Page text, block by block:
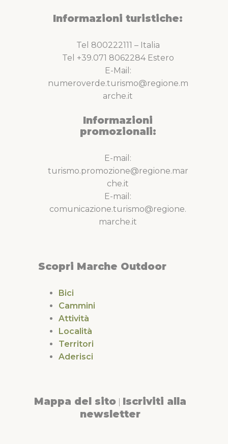
Informazioni turistiche:
Tel 800222111 – Italia
Tel +39.071 8062284 Estero
E-Mail:
numeroverde.turismo@regione.m
arche.it
Informazioni
promozionali:
E-mail:
turismo.promozione@regione.mar
che.it
E-mail:
comunicazione.turismo@regione.
marche.it
Scopri Marche Outdoor
Bici
Cammini
Attività
Località
Territori
Aderisci
Mappa del sito Iscriviti alla
newsletter